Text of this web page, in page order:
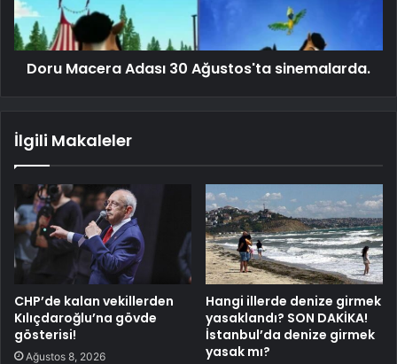
Doru Macera Adası 30 Ağustos'ta sinemalarda.
İlgili Makaleler
CHP’de kalan vekillerden
Kılıçdaroğlu’na gövde
gösterisi!
Ağustos 8, 2026
Hangi illerde denize girmek
yasaklandı? SON DAKİKA!
İstanbul’da denize girmek
yasak mı?